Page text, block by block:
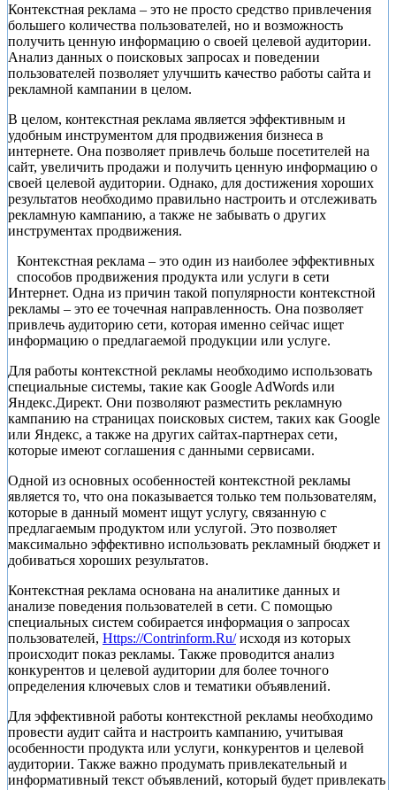
Контекстная реклама – это не просто средство привлечения
большего количества пользователей, но и возможность
получить ценную информацию о своей целевой аудитории.
Анализ данных о поисковых запросах и поведении
пользователей позволяет улучшить качество работы сайта и
рекламной кампании в целом.
В целом, контекстная реклама является эффективным и
удобным инструментом для продвижения бизнеса в
интернете. Она позволяет привлечь больше посетителей на
сайт, увеличить продажи и получить ценную информацию о
своей целевой аудитории. Однако, для достижения хороших
результатов необходимо правильно настроить и отслеживать
рекламную кампанию, а также не забывать о других
инструментах продвижения.
Контекстная реклама – это один из наиболее эффективных
способов продвижения продукта или услуги в сети
Интернет. Одна из причин такой популярности контекстной
рекламы – это ее точечная направленность. Она позволяет
привлечь аудиторию сети, которая именно сейчас ищет
информацию о предлагаемой продукции или услуге.
Для работы контекстной рекламы необходимо использовать
специальные системы, такие как Google AdWords или
Яндекс.Директ. Они позволяют разместить рекламную
кампанию на страницах поисковых систем, таких как Google
или Яндекс, а также на других сайтах-партнерах сети,
которые имеют соглашения с данными сервисами.
Одной из основных особенностей контекстной рекламы
является то, что она показывается только тем пользователям,
которые в данный момент ищут услугу, связанную с
предлагаемым продуктом или услугой. Это позволяет
максимально эффективно использовать рекламный бюджет и
добиваться хороших результатов.
Контекстная реклама основана на аналитике данных и
анализе поведения пользователей в сети. С помощью
специальных систем собирается информация о запросах
пользователей, Https://Contrinform.Ru/исходя из которых
происходит показ рекламы. Также проводится анализ
конкурентов и целевой аудитории для более точного
определения ключевых слов и тематики объявлений.
Для эффективной работы контекстной рекламы необходимо
провести аудит сайта и настроить кампанию, учитывая
особенности продукта или услуги, конкурентов и целевой
аудитории. Также важно продумать привлекательный и
информативный текст объявлений, который будет привлекать